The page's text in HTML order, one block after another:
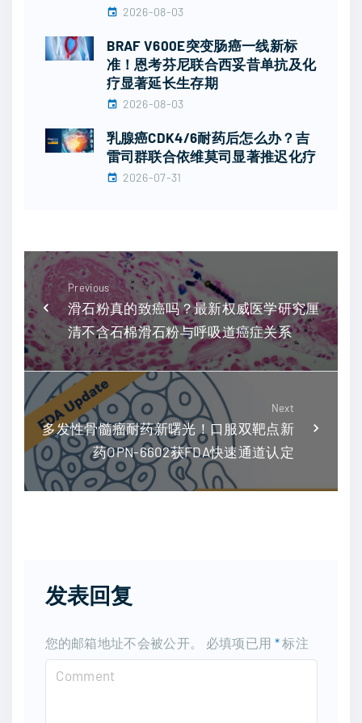
2026-08-03
BRAF V600E突变肠癌一线新标
准！恩考芬尼联合西妥昔单抗及化
疗显著延长生存期
2026-08-03
乳腺癌CDK4/6耐药后怎么办？吉
雷司群联合依维莫司显著推迟化疗
2026-07-31
Previous
滑石粉真的致癌吗？最新权威医学研究厘
清不含石棉滑石粉与呼吸道癌症关系
Next
多发性骨髓瘤耐药新曙光！口服双靶点新
药OPN-6602获FDA快速通道认定
发表回复
您的邮箱地址不会被公开。 必填项已用 *标注